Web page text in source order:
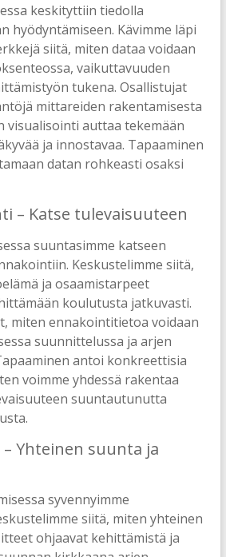
keskityttiin tiedolla
hyödyntämiseen. Kävimme läpi
siitä, miten dataa voidaan
vaikuttavuuden
tukena. Osallistujat
mittareiden rakentamisesta
visualisointi auttaa tekemään
ja innostavaa. Tapaaminen
datan rohkeasti osaksi
– Katse tulevaisuuteen
suuntasimme katseen
Keskustelimme siitä,
ja osaamistarpeet
koulutusta jatkuvasti.
miten ennakointitietoa voidaan
suunnittelussa ja arjen
antoi konkreettisia
voimme yhdessä rakentaa
suuntautunutta
– Yhteinen suunta ja
syvennyimme
siitä, miten yhteinen
ohjaavat kehittämistä ja